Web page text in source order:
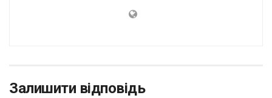
Залишити відповідь